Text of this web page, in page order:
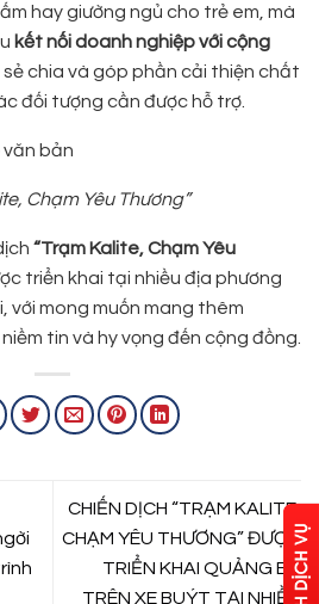
hay giường ngủ cho trẻ em, mà
kết nối doanh nghiệp với cộng
sẻ chia và góp phần cải thiện chất
đối tượng cần được hỗ trợ.
Chạm Yêu Thương”
“Trạm Kalite, Chạm Yêu
triển khai tại nhiều địa phương
với mong muốn mang thêm
tin và hy vọng đến cộng đồng.
CHIẾN DỊCH “TRẠM KALITE,
CHẠM YÊU THƯƠNG” ĐƯỢC
TRIỂN KHAI QUẢNG BÁ
TRÊN XE BUÝT TẠI NHIỀU